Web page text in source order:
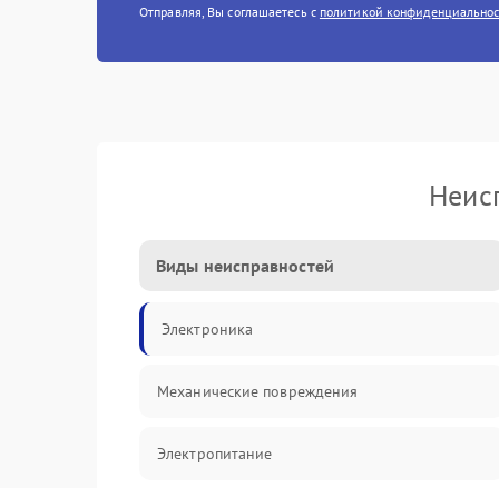
Отправляя, Вы соглашаетесь с политикой
Виды неисправностей
Электроника
Механические повреждения
Электропитание